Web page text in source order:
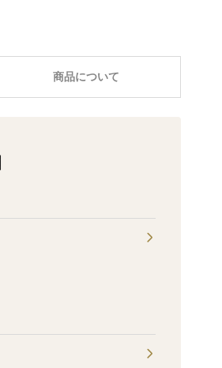
商品について